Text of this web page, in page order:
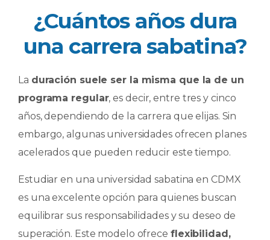
¿Cuántos años dura
una carrera sabatina?
La duración suele ser la misma que la de un
programa regular, es decir, entre tres y cinco
años, dependiendo de la carrera que elijas. Sin
embargo, algunas universidades ofrecen planes
acelerados que pueden reducir este tiempo.
Estudiar en una universidad sabatina en CDMX
es una excelente opción para quienes buscan
equilibrar sus responsabilidades y su deseo de
superación. Este modelo ofrece flexibilidad,